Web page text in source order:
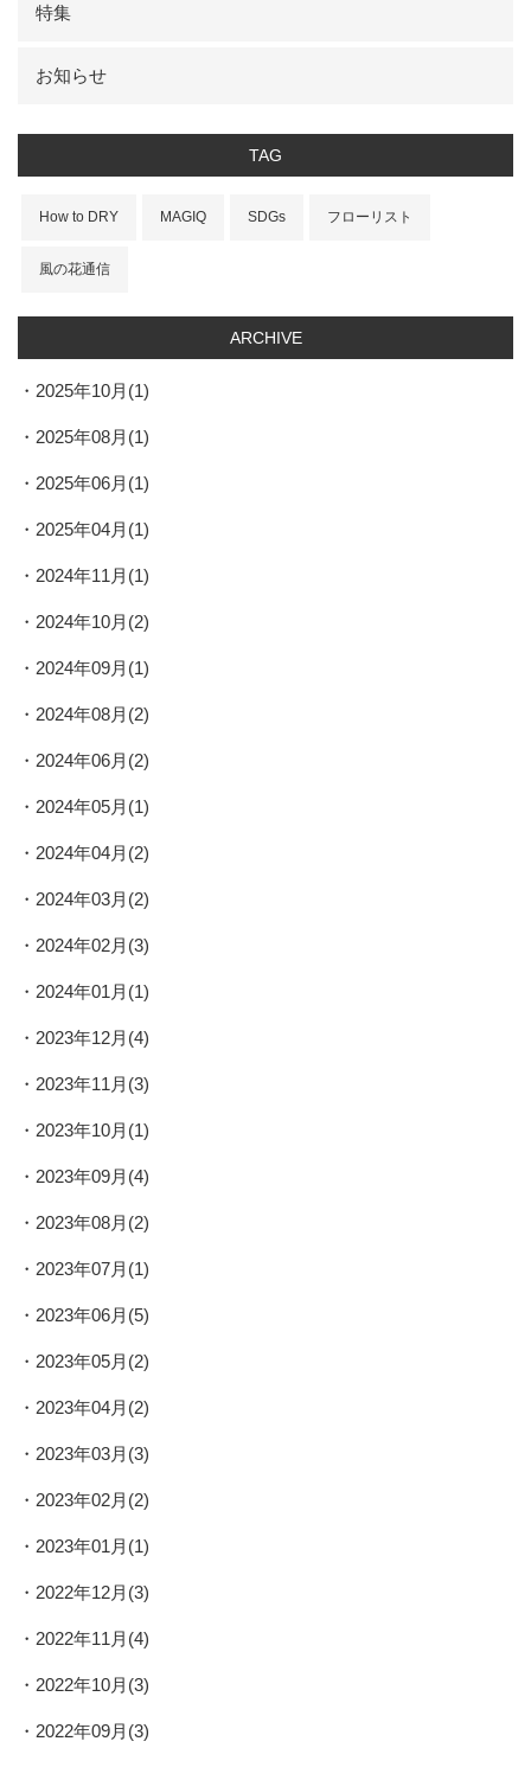
特集
お知らせ
TAG
How to DRY MAGIQ SDGs フローリスト
風の花通信
ARCHIVE
2025年10月(1)
2025年08月(1)
2025年06月(1)
2025年04月(1)
2024年11月(1)
2024年10月(2)
2024年09月(1)
2024年08月(2)
2024年06月(2)
2024年05月(1)
2024年04月(2)
2024年03月(2)
2024年02月(3)
2024年01月(1)
2023年12月(4)
2023年11月(3)
2023年10月(1)
2023年09月(4)
2023年08月(2)
2023年07月(1)
2023年06月(5)
2023年05月(2)
2023年04月(2)
2023年03月(3)
2023年02月(2)
2023年01月(1)
2022年12月(3)
2022年11月(4)
2022年10月(3)
2022年09月(3)